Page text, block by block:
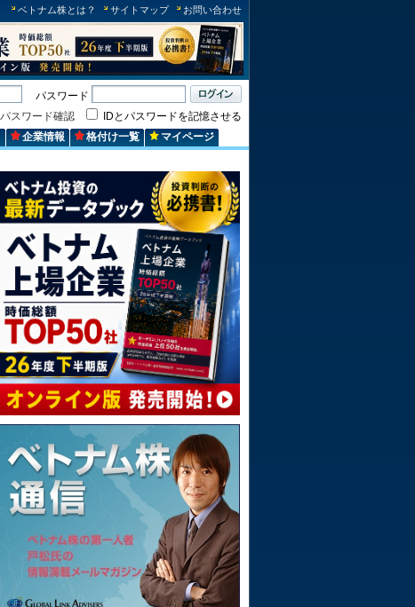
ベトナム株とは？ サイトマップ お問い合わせ
パスワード
パスワード確認
IDとパスワードを記憶させる
企業情報 格付け一覧 マイページ